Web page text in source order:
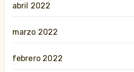
abril 2022
marzo 2022
febrero 2022